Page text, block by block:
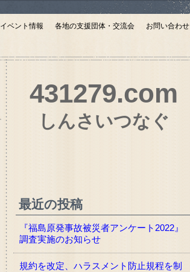
431279.com
しんさいつなぐ
イベント情報 各地の支援団体・交流会 お問い合わせ
最近の投稿
『福島原発事故被災者アンケート2022』
調査実施のお知らせ
規約を改定、ハラスメント防止規程を制